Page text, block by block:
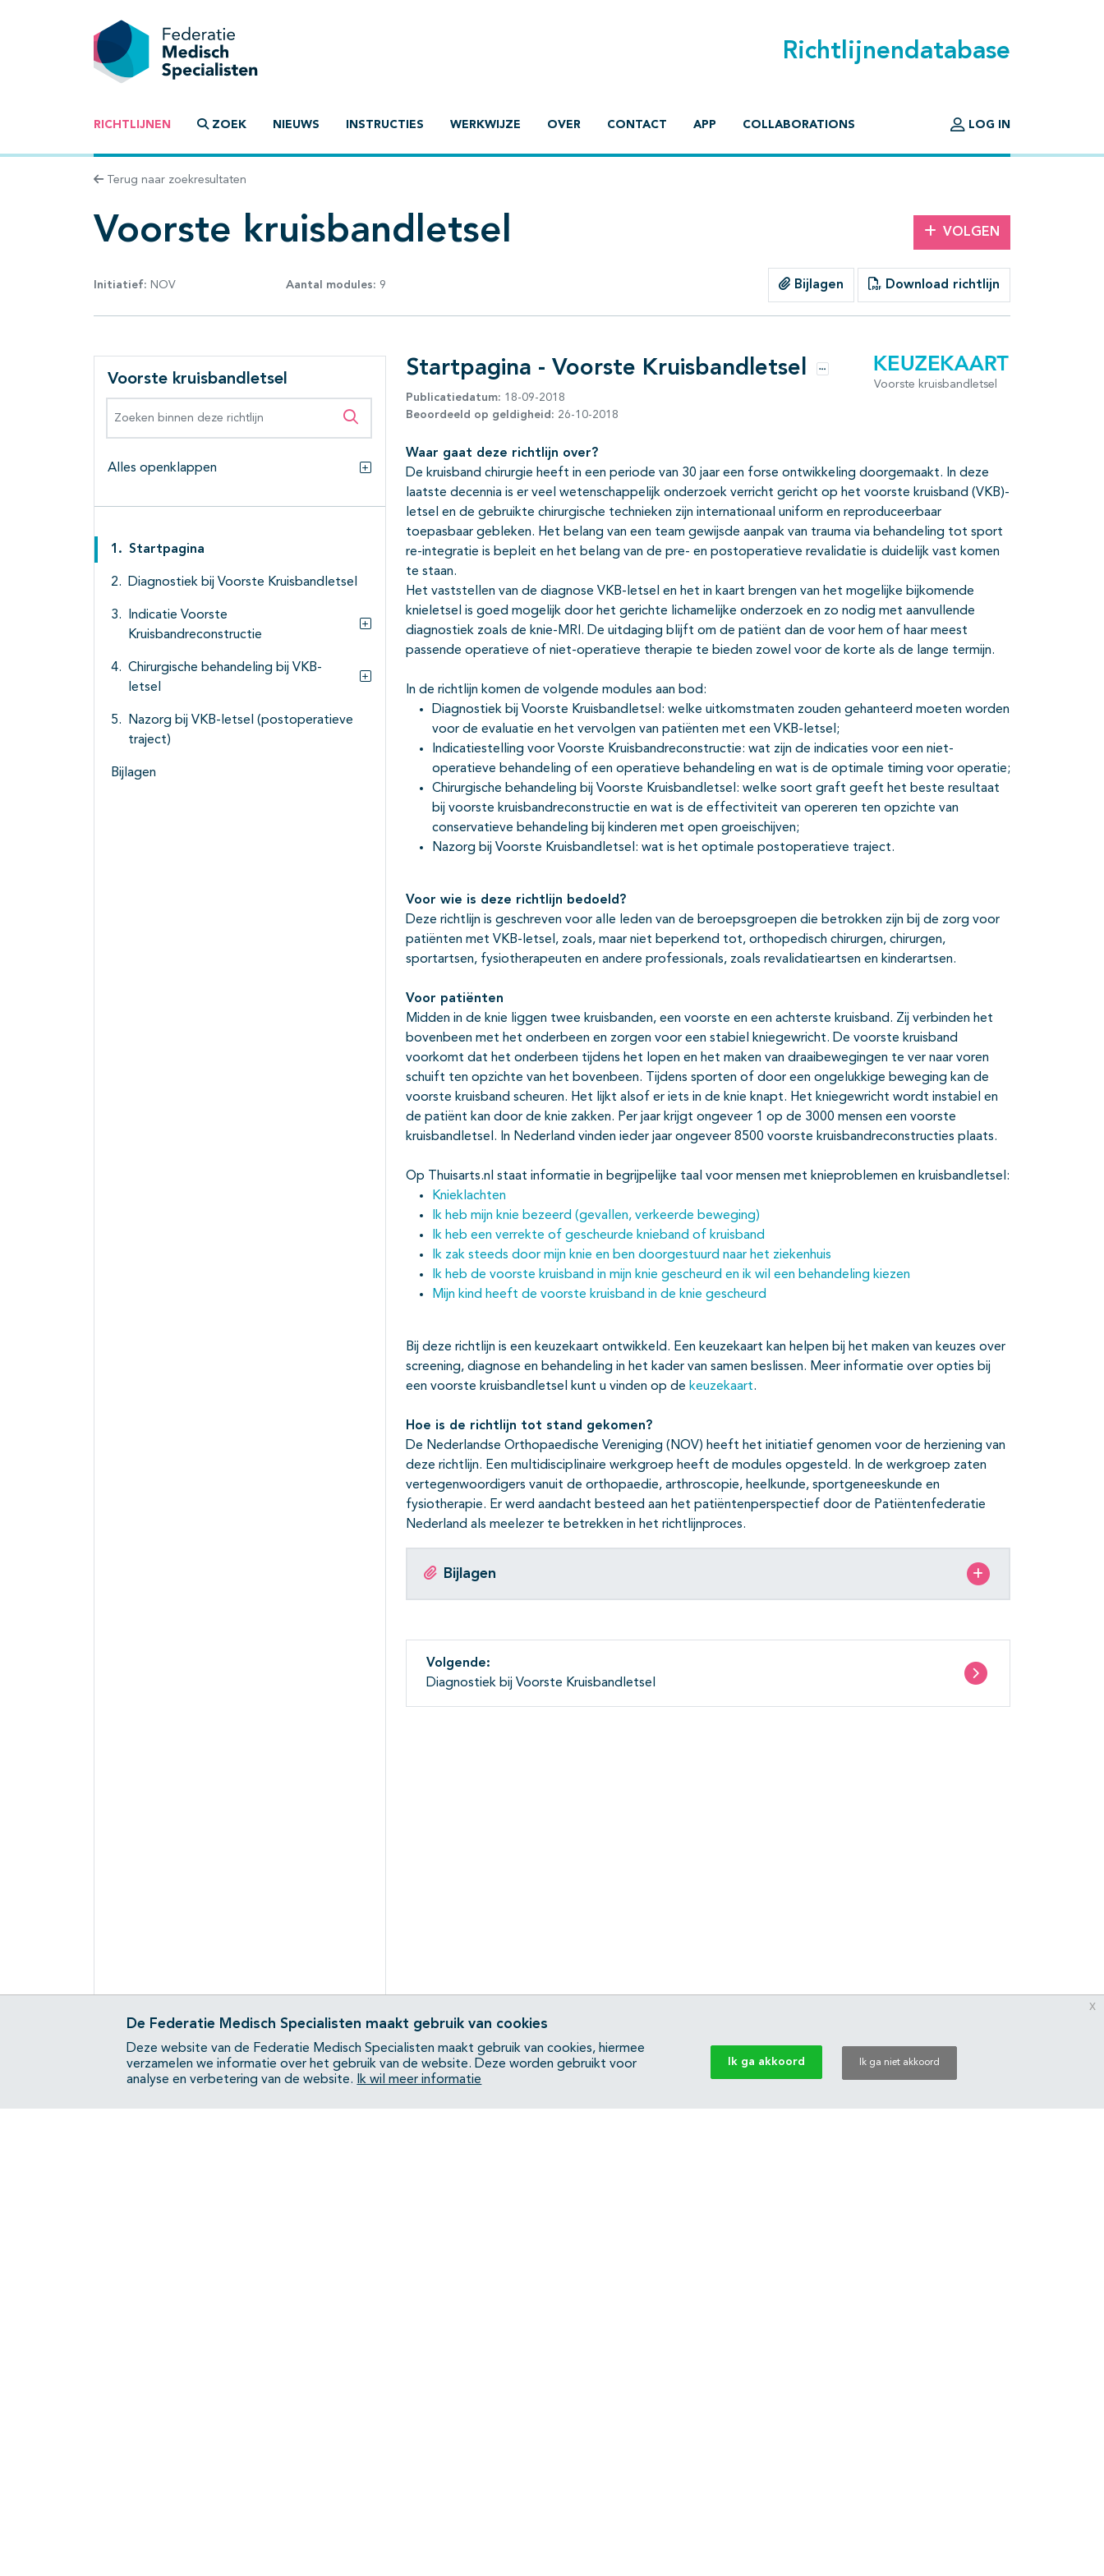
Richtlijnendatabase
RICHTLIJNEN ZOEK NIEUWS INSTRUCTIES WERKWIJZE OVER CONTACT APP COLLABORATIONS LOG IN
Terug naar zoekresultaten
Voorste kruisbandletsel VOLGEN
Initiatief: NOV Aantal modules: 9 Bijlagen Download richtlijn
Voorste kruisbandletsel
Zoeken binnen deze richtlijn
Alles openklappen
Alles openklappen
Startpagina
Diagnostiek bij Voorste Kruisbandletsel
Indicatie Voorste
Kruisbandreconstructie
Subpagina's open- en dichtklappen
Chirurgische behandeling bij VKB-
letsel
Subpagina's open- en dichtklappen
Nazorg bij VKB-letsel (postoperatieve
traject)
Bijlagen
Startpagina - Voorste Kruisbandletsel Opties
Publicatiedatum: 18-09-2018
Beoordeeld op geldigheid: 26-10-2018
Voorste kruisbandletsel
Waar gaat deze richtlijn over?
De kruisband chirurgie heeft in een periode van 30 jaar een forse ontwikkeling doorgemaakt. In deze
laatste decennia is er veel wetenschappelijk onderzoek verricht gericht op het voorste kruisband (VKB)-
letsel en de gebruikte chirurgische technieken zijn internationaal uniform en reproduceerbaar
toepasbaar gebleken. Het belang van een team gewijsde aanpak van trauma via behandeling tot sport
re-integratie is bepleit en het belang van de pre- en postoperatieve revalidatie is duidelijk vast komen
te staan.
Het vaststellen van de diagnose VKB-letsel en het in kaart brengen van het mogelijke bijkomende
knieletsel is goed mogelijk door het gerichte lichamelijke onderzoek en zo nodig met aanvullende
diagnostiek zoals de knie-MRI. De uitdaging blijft om de patiënt dan de voor hem of haar meest
passende operatieve of niet-operatieve therapie te bieden zowel voor de korte als de lange termijn.
In de richtlijn komen de volgende modules aan bod:
Diagnostiek bij Voorste Kruisbandletsel: welke uitkomstmaten zouden gehanteerd moeten worden
voor de evaluatie en het vervolgen van patiënten met een VKB-letsel;
Indicatiestelling voor Voorste Kruisbandreconstructie: wat zijn de indicaties voor een niet-
operatieve behandeling of een operatieve behandeling en wat is de optimale timing voor operatie;
Chirurgische behandeling bij Voorste Kruisbandletsel: welke soort graft geeft het beste resultaat
bij voorste kruisbandreconstructie en wat is de effectiviteit van opereren ten opzichte van
conservatieve behandeling bij kinderen met open groeischijven;
Nazorg bij Voorste Kruisbandletsel: wat is het optimale postoperatieve traject.
Voor wie is deze richtlijn bedoeld?
Deze richtlijn is geschreven voor alle leden van de beroepsgroepen die betrokken zijn bij de zorg voor
patiënten met VKB-letsel, zoals, maar niet beperkend tot, orthopedisch chirurgen, chirurgen,
sportartsen, fysiotherapeuten en andere professionals, zoals revalidatieartsen en kinderartsen.
Voor patiënten
Midden in de knie liggen twee kruisbanden, een voorste en een achterste kruisband. Zij verbinden het
bovenbeen met het onderbeen en zorgen voor een stabiel kniegewricht. De voorste kruisband
voorkomt dat het onderbeen tijdens het lopen en het maken van draaibewegingen te ver naar voren
schuift ten opzichte van het bovenbeen. Tijdens sporten of door een ongelukkige beweging kan de
voorste kruisband scheuren. Het lijkt alsof er iets in de knie knapt. Het kniegewricht wordt instabiel en
de patiënt kan door de knie zakken. Per jaar krijgt ongeveer 1 op de 3000 mensen een voorste
kruisbandletsel. In Nederland vinden ieder jaar ongeveer 8500 voorste kruisbandreconstructies plaats.
Op Thuisarts.nl staat informatie in begrijpelijke taal voor mensen met knieproblemen en kruisbandletsel:
Knieklachten
Ik heb mijn knie bezeerd (gevallen, verkeerde beweging)
Ik heb een verrekte of gescheurde knieband of kruisband
Ik zak steeds door mijn knie en ben doorgestuurd naar het ziekenhuis
Ik heb de voorste kruisband in mijn knie gescheurd en ik wil een behandeling kiezen
Mijn kind heeft de voorste kruisband in de knie gescheurd
Bij deze richtlijn is een keuzekaart ontwikkeld. Een keuzekaart kan helpen bij het maken van keuzes over
screening, diagnose en behandeling in het kader van samen beslissen. Meer informatie over opties bij
een voorste kruisbandletsel kunt u vinden op de keuzekaart.
Hoe is de richtlijn tot stand gekomen?
De Nederlandse Orthopaedische Vereniging (NOV) heeft het initiatief genomen voor de herziening van
deze richtlijn. Een multidisciplinaire werkgroep heeft de modules opgesteld. In de werkgroep zaten
vertegenwoordigers vanuit de orthopaedie, arthroscopie, heelkunde, sportgeneeskunde en
fysiotherapie. Er werd aandacht besteed aan het patiëntenperspectief door de Patiëntenfederatie
Nederland als meelezer te betrekken in het richtlijnproces.
Bijlagen
Volgende:
Diagnostiek bij Voorste Kruisbandletsel
De Federatie Medisch Specialisten maakt gebruik van cookies
Deze website van de Federatie Medisch Specialisten maakt gebruik van cookies, hiermee
verzamelen we informatie over het gebruik van de website. Deze worden gebruikt voor
analyse en verbetering van de website.
Ik wil meer informatie
Ik ga akkoord Ik ga niet akkoord
x